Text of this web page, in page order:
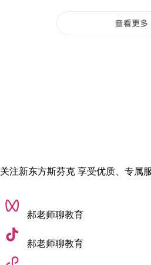
关注新东方斯芬克 享受优质、专属
郝老师聊教育
郝老师聊教育